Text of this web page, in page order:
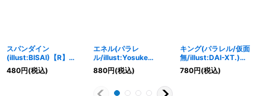
スパンダイン
(illust:BISAI)【R】
{EB01-043}
480円(税込)
エネル(パラレ
ル/illust:Yosuke
Adachi)【SR/P】
{OP05-100}
880円(税込)
キング(パラレル/仮面
無/illust:DAI-XT.)
【SR/P】{OP01-096}
780円(税込)